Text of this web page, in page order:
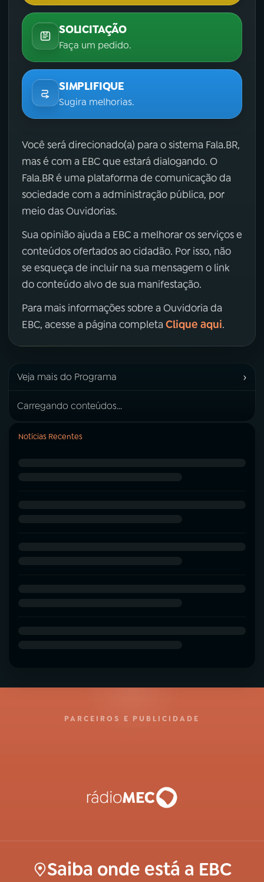
SOLICITAÇÃO
Faça um pedido.
SIMPLIFIQUE
Sugira melhorias.
Você será direcionado(a) para o sistema Fala.BR,
mas é com a EBC que estará dialogando. O
Fala.BR é uma plataforma de comunicação da
sociedade com a administração pública, por
meio das Ouvidorias.
Sua opinião ajuda a EBC a melhorar os serviços e
conteúdos ofertados ao cidadão. Por isso, não
se esqueça de incluir na sua mensagem o link
do conteúdo alvo de sua manifestação.
Para mais informações sobre a Ouvidoria da
EBC, acesse a página completa Clique aqui.
Veja mais do Programa ›
Carregando conteúdos...
Notícias Recentes
PARCEIROS E PUBLICIDADE
Saiba onde está a EBC